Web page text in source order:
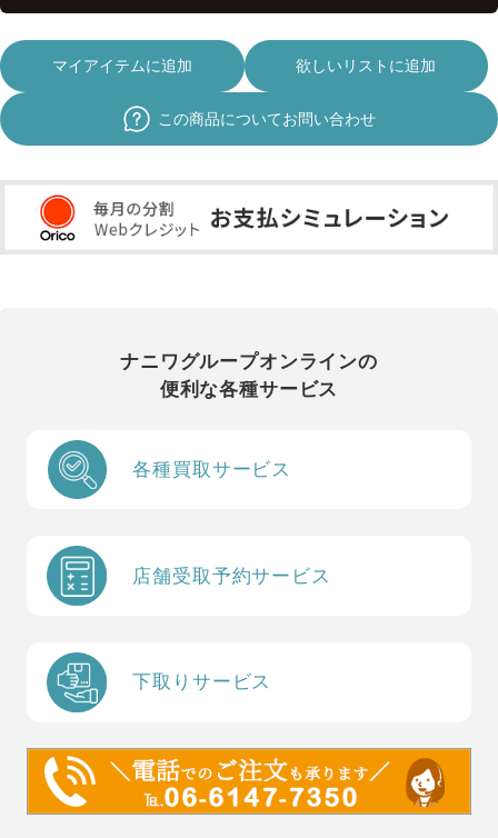
マイアイテムに追加 欲しいリストに追加
この商品についてお問い合わせ
ナニワグループオンラインの
便利な各種サービス
各種買取サービス
店舗受取予約サービス
下取りサービス